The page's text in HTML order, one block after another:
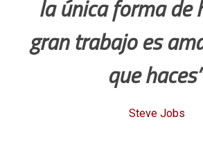
la única forma de
gran trabajo es
que haces”
Steve Jobs